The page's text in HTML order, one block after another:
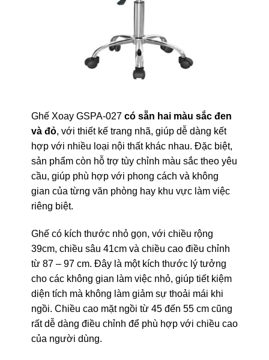
Ghế Xoay GSPA-027 có sẵn hai màu sắc đen
và đỏ, với thiết kế trang nhã, giúp dễ dàng kết
hợp với nhiều loại nội thất khác nhau. Đặc biệt,
sản phẩm còn hỗ trợ tùy chỉnh màu sắc theo yêu
cầu, giúp phù hợp với phong cách và không
gian của từng văn phòng hay khu vực làm việc
riêng biệt.
Ghế có kích thước nhỏ gọn, với chiều rộng
39cm, chiều sâu 41cm và chiều cao điều chỉnh
từ 87 – 97 cm. Đây là một kích thước lý tưởng
cho các không gian làm việc nhỏ, giúp tiết kiệm
diện tích mà không làm giảm sự thoải mái khi
ngồi. Chiều cao mặt ngồi từ 45 đến 55 cm cũng
rất dễ dàng điều chỉnh để phù hợp với chiều cao
của người dùng.